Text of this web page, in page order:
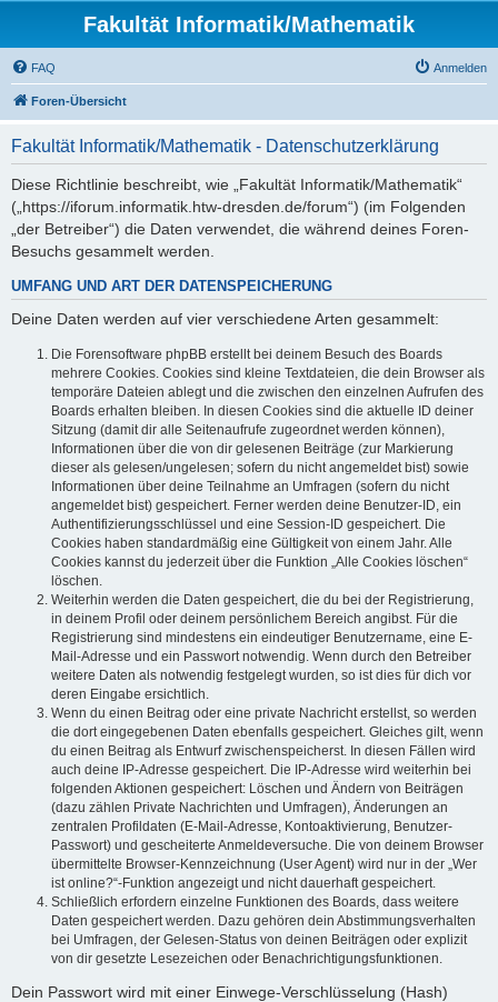
Fakultät Informatik/Mathematik
FAQ Anmelden
Foren-Übersicht
Fakultät Informatik/Mathematik - Datenschutzerklärung
Diese Richtlinie beschreibt, wie „Fakultät Informatik/Mathematik“
(„https://iforum.informatik.htw-dresden.de/forum“) (im Folgenden
„der Betreiber“) die Daten verwendet, die während deines Foren-
Besuchs gesammelt werden.
UMFANG UND ART DER DATENSPEICHERUNG
Deine Daten werden auf vier verschiedene Arten gesammelt:
Die Forensoftware phpBB erstellt bei deinem Besuch des Boards
mehrere Cookies. Cookies sind kleine Textdateien, die dein Browser als
temporäre Dateien ablegt und die zwischen den einzelnen Aufrufen des
Boards erhalten bleiben. In diesen Cookies sind die aktuelle ID deiner
Sitzung (damit dir alle Seitenaufrufe zugeordnet werden können),
Informationen über die von dir gelesenen Beiträge (zur Markierung
dieser als gelesen/ungelesen; sofern du nicht angemeldet bist) sowie
Informationen über deine Teilnahme an Umfragen (sofern du nicht
angemeldet bist) gespeichert. Ferner werden deine Benutzer-ID, ein
Authentifizierungsschlüssel und eine Session-ID gespeichert. Die
Cookies haben standardmäßig eine Gültigkeit von einem Jahr. Alle
Cookies kannst du jederzeit über die Funktion „Alle Cookies löschen“
löschen.
Weiterhin werden die Daten gespeichert, die du bei der Registrierung,
in deinem Profil oder deinem persönlichem Bereich angibst. Für die
Registrierung sind mindestens ein eindeutiger Benutzername, eine E-
Mail-Adresse und ein Passwort notwendig. Wenn durch den Betreiber
weitere Daten als notwendig festgelegt wurden, so ist dies für dich vor
deren Eingabe ersichtlich.
Wenn du einen Beitrag oder eine private Nachricht erstellst, so werden
die dort eingegebenen Daten ebenfalls gespeichert. Gleiches gilt, wenn
du einen Beitrag als Entwurf zwischenspeicherst. In diesen Fällen wird
auch deine IP-Adresse gespeichert. Die IP-Adresse wird weiterhin bei
folgenden Aktionen gespeichert: Löschen und Ändern von Beiträgen
(dazu zählen Private Nachrichten und Umfragen), Änderungen an
zentralen Profildaten (E-Mail-Adresse, Kontoaktivierung, Benutzer-
Passwort) und gescheiterte Anmeldeversuche. Die von deinem Browser
übermittelte Browser-Kennzeichnung (User Agent) wird nur in der „Wer
ist online?“-Funktion angezeigt und nicht dauerhaft gespeichert.
Schließlich erfordern einzelne Funktionen des Boards, dass weitere
Daten gespeichert werden. Dazu gehören dein Abstimmungsverhalten
bei Umfragen, der Gelesen-Status von deinen Beiträgen oder explizit
von dir gesetzte Lesezeichen oder Benachrichtigungsfunktionen.
Dein Passwort wird mit einer Einwege-Verschlüsselung (Hash)